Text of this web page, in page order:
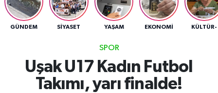
GÜNDEM SIYASET YAŞAM EKONOMI KÜLTÜR-
SPOR
Uşak U17 Kadın Futbol
Takımı, yarı finalde!
Spor
Süper Lig Puan Durumu ve Fikstür
Son Dakika Haberleri
Haber Arşivi